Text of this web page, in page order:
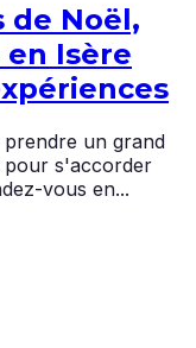
de Noël,
Isère
un grand
pour s'accorder
vous en...